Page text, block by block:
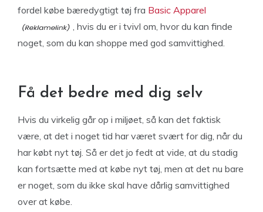
fordel købe bæredygtigt tøj fra Basic Apparel
, hvis du er i tvivl om, hvor du kan finde
noget, som du kan shoppe med god samvittighed.
Få det bedre med dig selv
Hvis du virkelig går op i miljøet, så kan det faktisk
være, at det i noget tid har været svært for dig, når du
har købt nyt tøj. Så er det jo fedt at vide, at du stadig
kan fortsætte med at købe nyt tøj, men at det nu bare
er noget, som du ikke skal have dårlig samvittighed
over at købe.